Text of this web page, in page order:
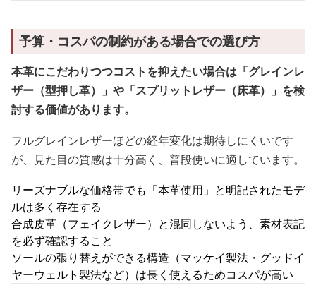
予算・コスパの制約がある場合での選び方
本革にこだわりつつコストを抑えたい場合は「グレインレ
ザー（型押し革）」や「スプリットレザー（床革）」を検
討する価値があります。
フルグレインレザーほどの経年変化は期待しにくいです
が、見た目の質感は十分高く、普段使いに適しています。
リーズナブルな価格帯でも「本革使用」と明記されたモデ
ルは多く存在する
合成皮革（フェイクレザー）と混同しないよう、素材表記
を必ず確認すること
ソールの張り替えができる構造（マッケイ製法・グッドイ
ヤーウェルト製法など）は長く使えるためコスパが高い